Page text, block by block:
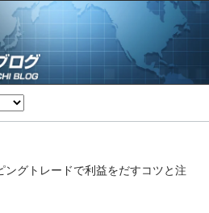
ングトレードで利益をだすコツと注